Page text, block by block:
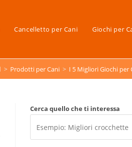
Cancelletto per Cani Giochi per
> Prodotti per Cani > I 5 Migliori Giochi per
Cerca quello che ti interessa